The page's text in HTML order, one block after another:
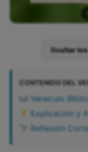
Ocultar
CONTENIDO DEL
Versículo
Explicación y
Reflexión